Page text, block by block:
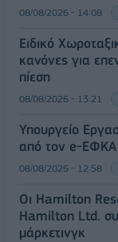
08/08/2026 - 14:08
Ειδικό
κανόνες για
πίεση
08/08/2026 - 13:21
Υπουργείο
από τον e-ΕΦΚΑ
08/08/2026 - 12:58
Οι Hamilton
Hamilton Ltd.
μάρκετινγκ